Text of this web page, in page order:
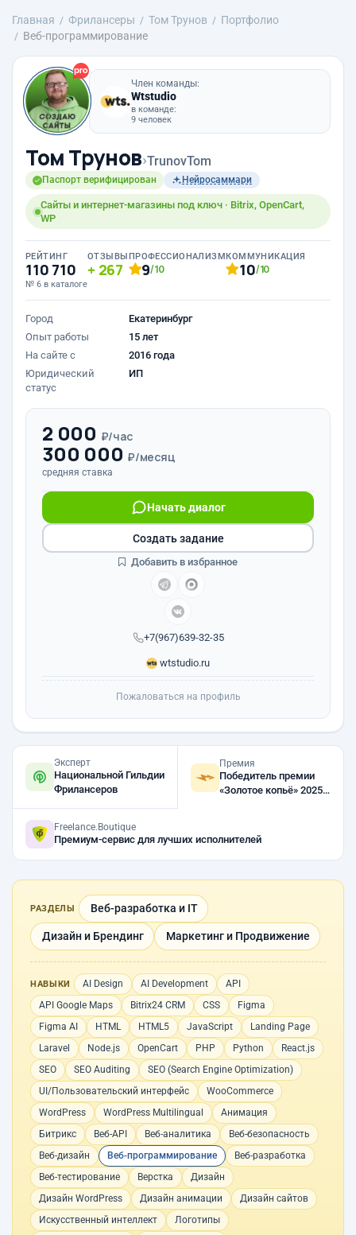
Главная Фрилансеры Том Трунов
Портфолио
Веб-программирование
Член команды:
Wtstudio
в команде:
9 человек
Том Трунов›TrunovTom
Паспорт верифицирован Нейросаммари
Сайты и интернет-магазины под ключ · Bitrix, OpenCart,
WP
РЕЙТИНГ
110 710
№ 6 в каталоге
ОТЗЫВЫ
267
ПРОФЕССИОНАЛИЗМ
9/10
КОММУНИКАЦИЯ
10/10
Город
Екатеринбург
Опыт работы
15 лет
На сайте с
2016 года
Юридический
статус
ИП
2 000 ₽/час
300 000 ₽/месяц
средняя ставка
+7(967)639-32-35
Начать диалог
wtstudio.ru
Создать задание
Добавить в избранное
Пожаловаться на профиль
Эксперт
Национальной Гильдии
Фрилансеров
Премия
Победитель премии
«Золотое копьё» 2025,
Freelance.Boutique
Премиум-сервис для лучших исполнителей
РАЗДЕЛЫ Веб-разработка и IT
Дизайн и Брендинг Маркетинг и Продвижение
НАВЫКИ AI Design AI Development
API
API Google Maps
Bitrix24 CRM CSS
Figma
Figma AI
HTML HTML5 JavaScript
Landing Page
Laravel
Node.js OpenCart PHP Python
React.js
SEO
SEO Auditing
SEO (Search Engine Optimization)
UI/Пользовательский интерфейс
WooCommerce
WordPress
WordPress Multilingual
Анимация
Битрикс
Веб-API Веб-аналитика
Веб-безопасность
Веб-дизайн
Веб-программирование
Веб-разработка
Веб-тестирование
Верстка
Дизайн
Дизайн WordPress
Дизайн анимации
Дизайн сайтов
Искусственный интеллект
Логотипы